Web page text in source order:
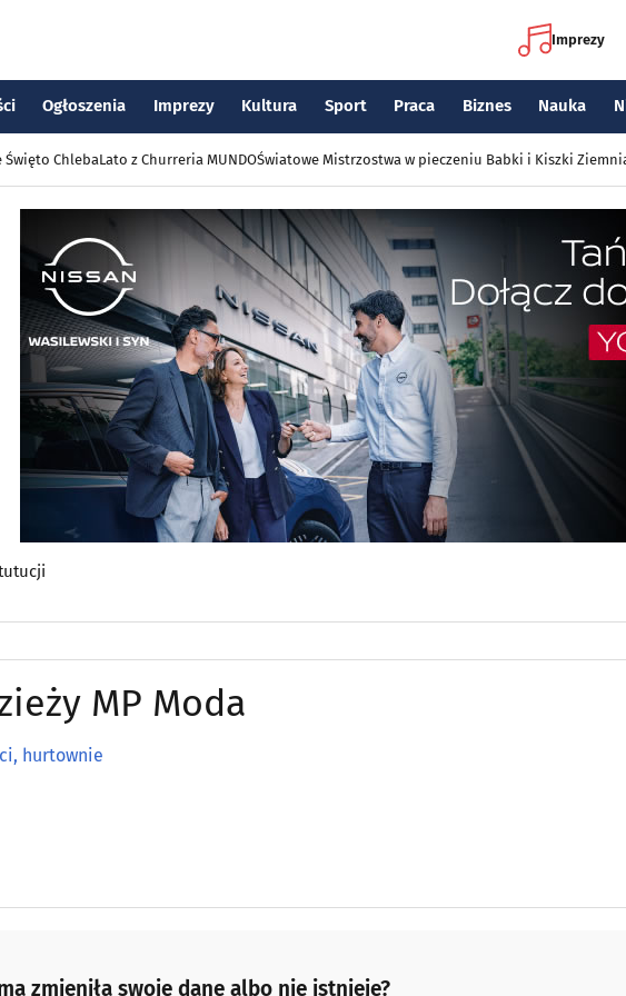
Imprezy
Ogłoszenia Imprezy Kultura Sport Praca Biznes Nauka
Święto ChlebaLato z Churreria MUNDOŚwiatowe Mistrzostwa w pieczeniu Babki i Kiszki
MP Moda
hurtownie
zmieniła swoje dane albo nie istnieje?